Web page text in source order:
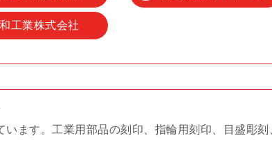
工業株式会社
ます。工業用部品の刻印、指輪用刻印、目盛彫刻